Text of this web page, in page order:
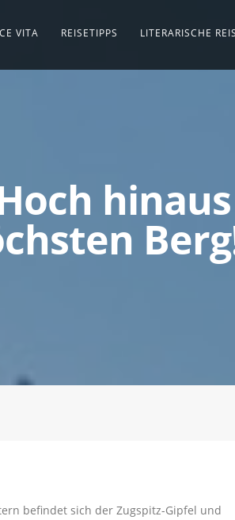
VITA REISETIPPS LITERARISCHE
befindet sich der Zugspitz-Gipfel und